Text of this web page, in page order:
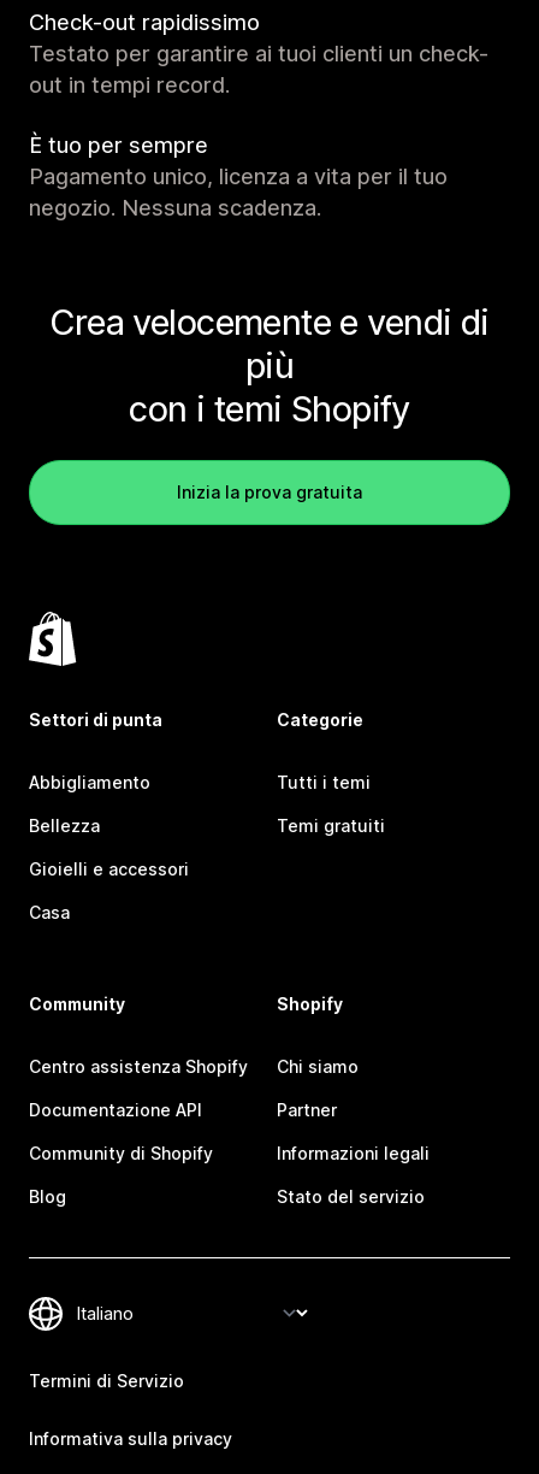
Check-out rapidissimo
Testato per garantire ai tuoi clienti un check-
out in tempi record.
È tuo per sempre
Pagamento unico, licenza a vita per il tuo
negozio. Nessuna scadenza.
Crea velocemente e vendi di
più
con i temi Shopify
Inizia la prova gratuita
Settori di punta
Abbigliamento
Bellezza
Gioielli e accessori
Casa
Categorie
Tutti i temi
Temi gratuiti
Community
Centro assistenza Shopify
Documentazione API
Community di Shopify
Blog
Shopify
Chi siamo
Partner
Informazioni legali
Stato del servizio
Termini di Servizio
Informativa sulla privacy